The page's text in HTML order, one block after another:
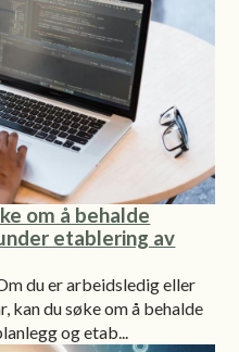
om å behalde
etablering av
du er arbeidsledig eller
kan du søke om å behalde
og etab...